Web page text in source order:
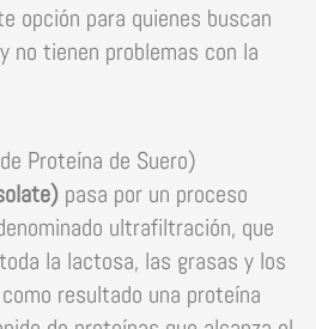
opción para quienes buscan
no tienen problemas con la
Proteína de Suero)
pasa por un proceso
ultrafiltración, que
la lactosa, las grasas y los
resultado una proteína